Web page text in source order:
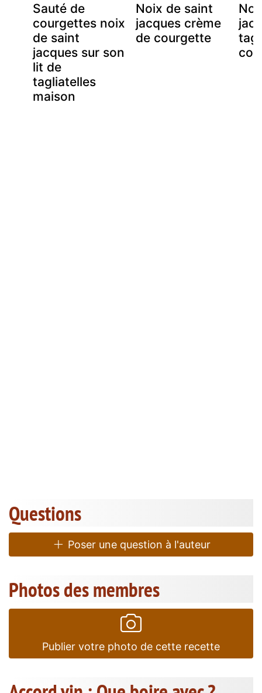
Sauté de
courgettes noix
de saint
jacques sur son
lit de
tagliatelles
maison
Noix de saint
jacques crème
de courgette
Questions
Poser une question à l'auteur
Photos des membres
Publier votre photo de cette recette